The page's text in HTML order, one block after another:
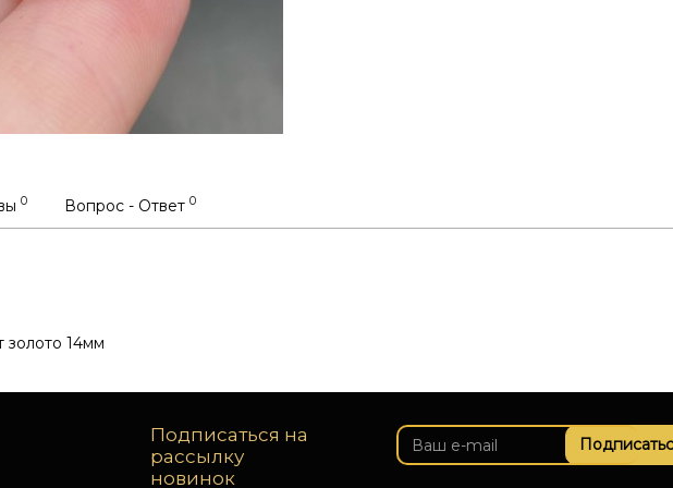
0 Вопрос - Ответ 0
золото 14мм
Подписаться на
рассылку
новинок